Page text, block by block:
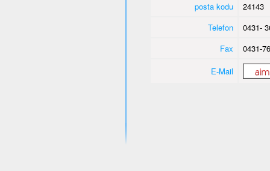
posta kodu
24143
Telefon
0431-
Fax
0431-
E-Mail